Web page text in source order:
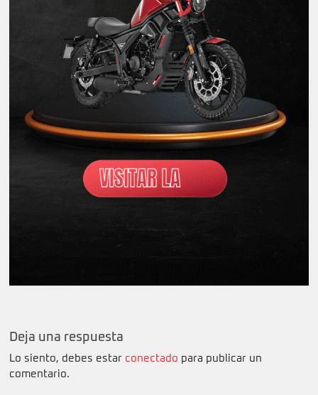
Deja una respuesta
Lo siento, debes estar conectado para publicar un
comentario.